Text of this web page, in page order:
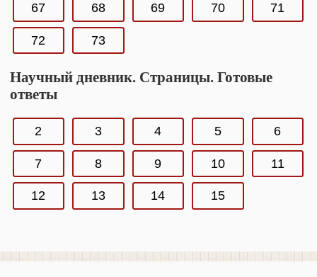
67 68 69 70 71
72 73
Научный дневник. Страницы. Готовые
ответы
2 3 4 5 6
7 8 9 10 11
12 13 14 15